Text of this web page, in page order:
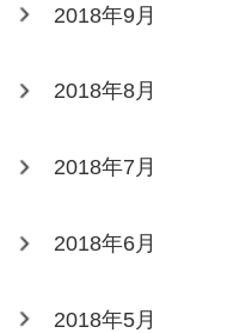
2018年9月
2018年8月
2018年7月
2018年6月
2018年5月